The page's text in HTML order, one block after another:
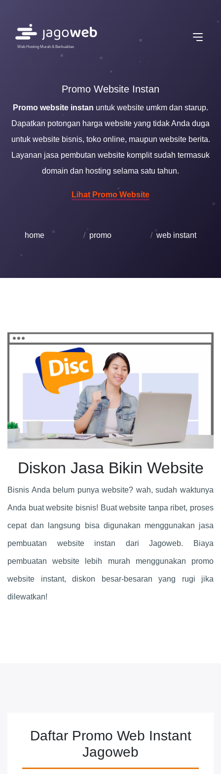
Web Hosting Murah & Berkualitas
Promo Website Instan
Promo website instan untuk website umkm dan starup.
Dapatkan potongan harga website yang tidak Anda duga
untuk website bisnis, toko online, maupun website berita.
Layanan jasa pembutan website komplit sudah termasuk
domain dan hosting selama satu tahun.
Lihat Promo Website
home promo web instant
Diskon Jasa Bikin Website
Bisnis Anda belum punya website? wah, sudah waktunya
Anda buat website bisnis! Buat website tanpa ribet, proses
cepat dan langsung bisa digunakan menggunakan jasa
pembuatan website instan dari Jagoweb. Biaya
pembuatan website lebih murah menggunakan promo
website instant, diskon besar-besaran yang rugi jika
dilewatkan!
Daftar Promo Web Instant
Jagoweb